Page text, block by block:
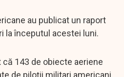
au publicat un raport
la începutul acestei luni.
143 de obiecte aeriene
de piloții militari americani